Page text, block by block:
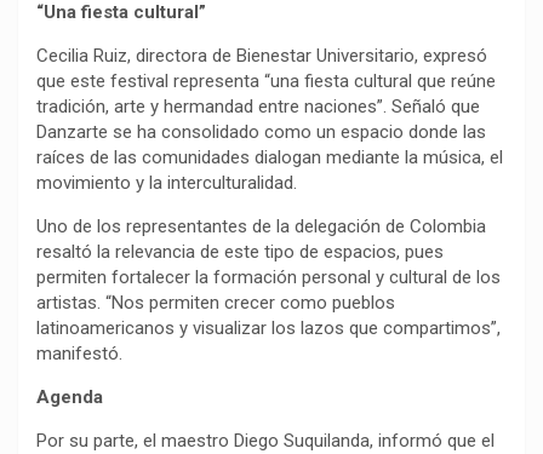
“Una fiesta cultural”
Cecilia Ruiz, directora de Bienestar Universitario, expresó
que este festival representa “una fiesta cultural que reúne
tradición, arte y hermandad entre naciones”. Señaló que
Danzarte se ha consolidado como un espacio donde las
raíces de las comunidades dialogan mediante la música, el
movimiento y la interculturalidad.
Uno de los representantes de la delegación de Colombia
resaltó la relevancia de este tipo de espacios, pues
permiten fortalecer la formación personal y cultural de los
artistas. “Nos permiten crecer como pueblos
latinoamericanos y visualizar los lazos que compartimos”,
manifestó.
Agenda
Por su parte, el maestro Diego Suquilanda, informó que el